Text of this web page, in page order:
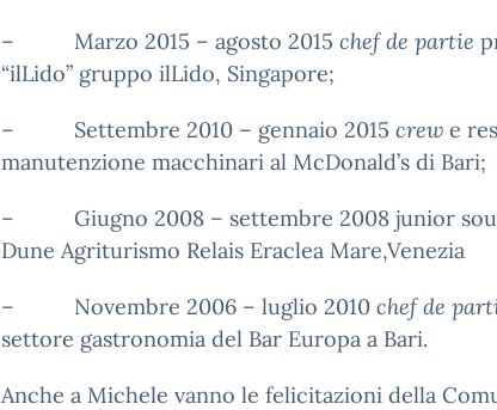
– Marzo 2015 – agosto 2015 chef de partie
“ilLido” gruppo ilLido, Singapore;
– Settembre 2010 – gennaio 2015 crew e
manutenzione macchinari al McDonald’s di Bari;
– Giugno 2008 – settembre 2008 junior
Dune Agriturismo Relais Eraclea Mare,Venezia
– Novembre 2006 – luglio 2010 chef de
settore gastronomia del Bar Europa a Bari.
Anche a Michele vanno le felicitazioni della